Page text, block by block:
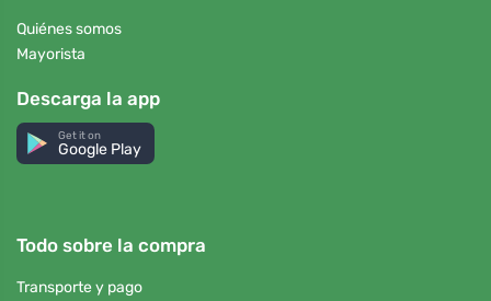
Quiénes somos
Mayorista
Descarga la app
Get it on
Google Play
Todo sobre la compra
Transporte y pago